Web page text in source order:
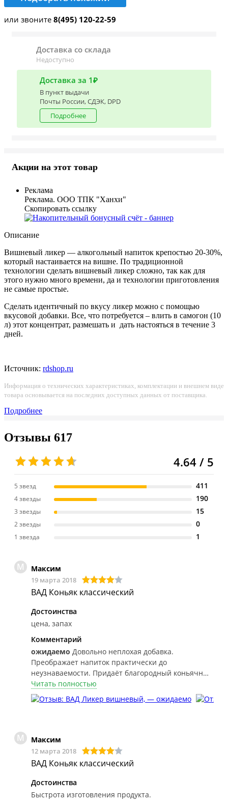
или звоните 8(495) 120-22-59
Доставка со склада
Недоступно
Доставка за 1₽
В пункт выдачи
Почты России, СДЭК, DPD
Подробнее
Акции на этот товар
Реклама
Реклама. ООО ТПК "Ханхи"
Скопировать ссылку
Описание
Вишневый ликер — алкогольный напиток крепостью 20-30%,
который настаивается на вишне. По традиционной
технологии сделать вишневый ликер сложно, так как для
этого нужно много времени, да и технологии приготовления
не самые простые.
Сделать идентичный по вкусу ликер можно с помощью
вкусовой добавки. Все, что потребуется – влить в самогон (10
л) этот концентрат, размешать и дать настояться в течение 3
дней.
Источник: rdshop.ru
Информация о технических характеристиках, комплектации и внешнем виде
товара основывается на последних доступных данных от поставщика.
Подробнее
Отзывы 617
4.64 / 5
5 звезд 411
4 звезды 190
3 звезды 15
2 звезды 0
1 звезда 1
М Максим
19 марта 2018
ВАД Коньяк классический
Достоинства
цена, запах
Комментарий
ожидаемо Довольно неплохая добавка.
Преображает напиток практически до
неузнаваемости. Придаёт благородный коньячный
цвет. Запах очень приятный(чем-то напоминает
коньяки на разлив на юге), полностью устраняется
запах сэма .
Читать полностью
М Максим
12 марта 2018
ВАД Коньяк классический
Достоинства
Быстрота изготовления продукта.